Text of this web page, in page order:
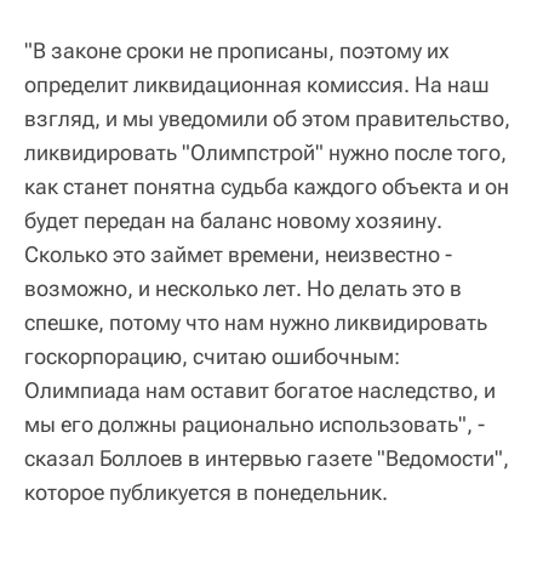
"В законе сроки не прописаны, поэтому их
определит ликвидационная комиссия. На наш
взгляд, и мы уведомили об этом правительство,
ликвидировать "Олимпстрой" нужно после того,
как станет понятна судьба каждого объекта и он
будет передан на баланс новому хозяину.
Сколько это займет времени, неизвестно -
возможно, и несколько лет. Но делать это в
спешке, потому что нам нужно ликвидировать
госкорпорацию, считаю ошибочным:
Олимпиада нам оставит богатое наследство, и
мы его должны рационально использовать", -
сказал Боллоев в интервью газете "Ведомости",
которое публикуется в понедельник.